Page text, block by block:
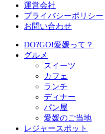
運営会社
プライバシーポリシー
お問い合わせ
DO?GO!愛媛って？
グルメ
スイーツ
カフェ
ランチ
ディナー
パン屋
愛媛のご当地
レジャースポット